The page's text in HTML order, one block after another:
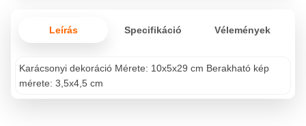
Leírás Specifikáció Vélemények
Karácsonyi dekoráció Mérete: 10x5x29 cm Berakható kép
mérete: 3,5x4,5 cm